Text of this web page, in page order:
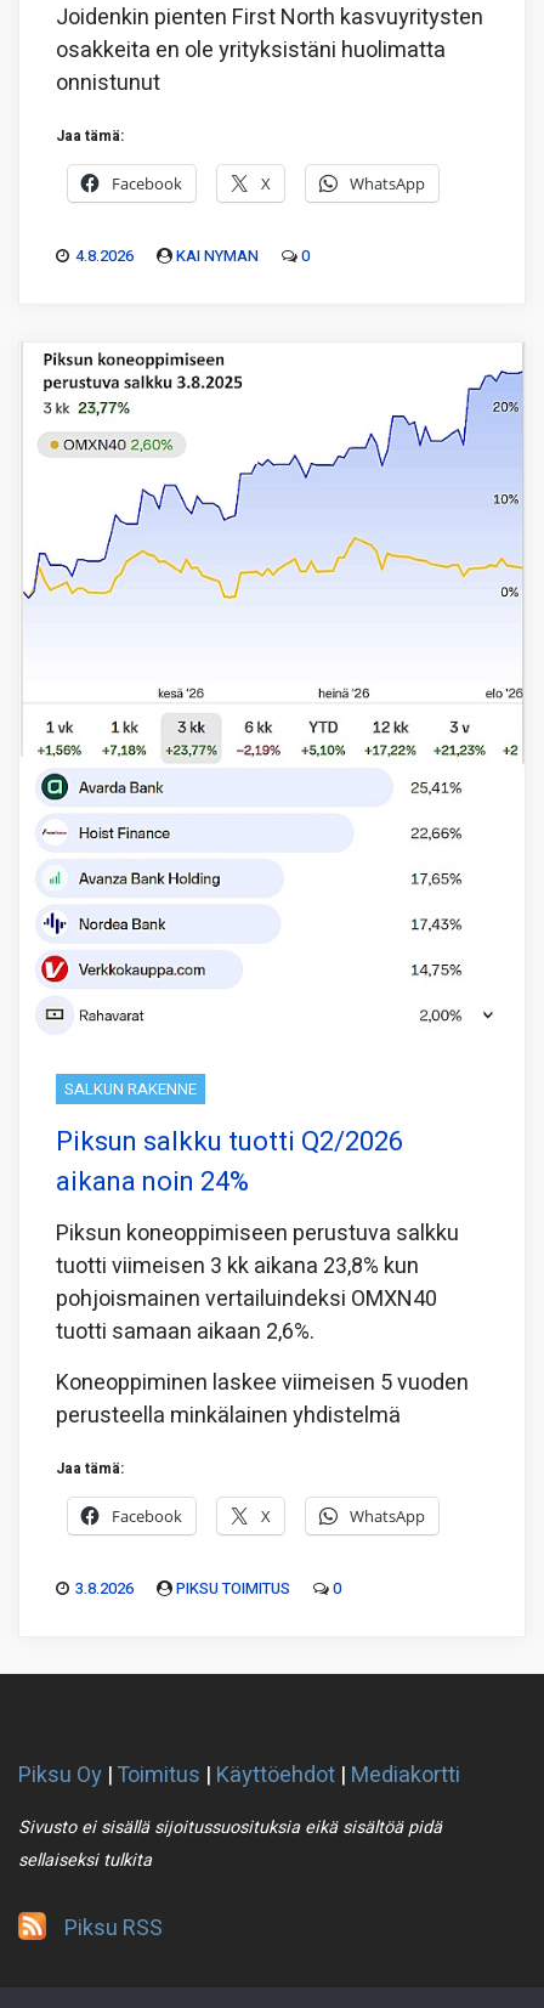
Joidenkin pienten First North kasvuyritysten
osakkeita en ole yrityksistäni huolimatta
onnistunut
Jaa tämä:
Facebook X WhatsApp
4.8.2026 KAI NYMAN 0
SALKUN RAKENNE
Piksun salkku tuotti Q2/2026
aikana noin 24%
Piksun koneoppimiseen perustuva salkku
tuotti viimeisen 3 kk aikana 23,8% kun
pohjoismainen vertailuindeksi OMXN40
tuotti samaan aikaan 2,6%.
Koneoppiminen laskee viimeisen 5 vuoden
perusteella minkälainen yhdistelmä
Jaa tämä:
Facebook X WhatsApp
3.8.2026 PIKSU TOIMITUS 0
Piksu Oy |Toimitus | Käyttöehdot | Mediakortti
Sivusto ei sisällä sijoitussuosituksia eikä sisältöä pidä
sellaiseksi tulkita
Piksu RSS